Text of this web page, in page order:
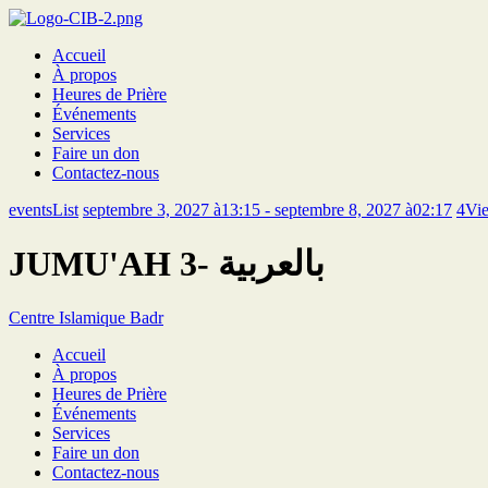
Accueil
À propos
Heures de Prière
Événements
Services
Faire un don
Contactez-nous
eventsList septembre 3, 2027 à13:15 - septembre 8, 2027 à02:17 4
JUMU'AH 3- بالعربية
Centre Islamique Badr
Accueil
À propos
Heures de Prière
Événements
Services
Faire un don
Contactez-nous